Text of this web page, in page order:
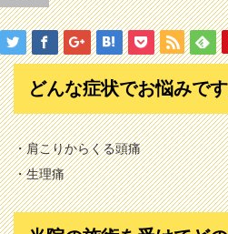
どんな症状でお悩みで
・肩こりからくる頭痛
・生理痛